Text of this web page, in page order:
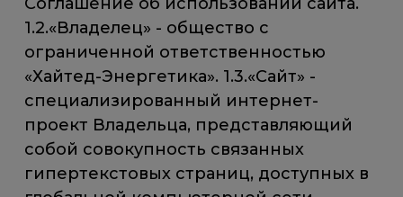
1.2.«Владелец» - общество с
ограниченной ответственностью
«Хайтед-Энергетика». 1.3.«Сайт» -
специализированный интернет-
проект Владельца, представляющий
собой совокупность связанных
гипертекстовых страниц, доступных в